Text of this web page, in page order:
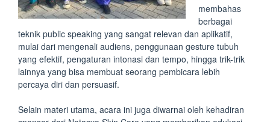
membahas
berbagai
teknik public speaking yang sangat relevan dan aplikatif,
mulai dari mengenali audiens, penggunaan gesture tubuh
yang efektif, pengaturan intonasi dan tempo, hingga trik-trik
lainnya yang bisa membuat seorang pembicara lebih
percaya diri dan persuasif.
Selain materi utama, acara ini juga diwarnai oleh kehadiran